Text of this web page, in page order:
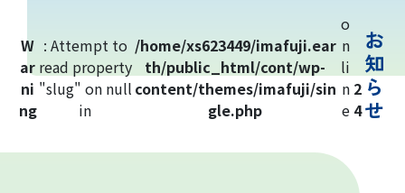
富士山まめ知識
観天望気(かんてんぼうき)
W
ar
ni
ng
: Attempt to
read property
"slug" on null
in
/home/xs623449/imafuji.ear
th/public_html/cont/wp-
content/themes/imafuji/sin
gle.php
o
n
li
n
e
2
4
お
知
ら
せ